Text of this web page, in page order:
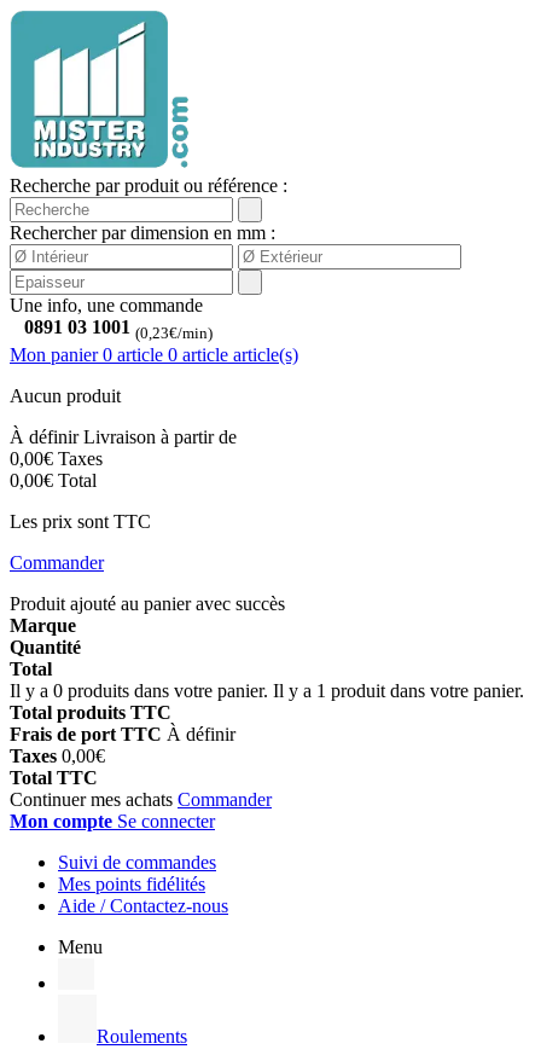
Recherche par produit ou référence :
Rechercher par dimension en mm :
Une info, une commande
0891 03 1001 (0,23€/min)
Mon panier 0 article 0 article article(s)
Aucun produit
À définirLivraison à partir de
0,00€ Taxes
0,00€ Total
Les prix sont TTC
Commander
Produit ajouté au panier avec succès
Marque
Quantité
Total
Il y a 0 produits dans votre panier. Il y a 1 produit dans votre panier.
Total produits TTC
Frais de port TTC À définir
Taxes 0,00€
Total TTC
Continuer mes achats Commander
Mon compte Se connecter
Suivi de commandes
Mes points fidélités
Aide / Contactez-nous
Menu
Roulements